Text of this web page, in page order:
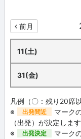
前月
11(土)
31(金)
凡例（〇：残り20席
※
出発間近
マーク
（出発）が決定します
※
出発決定
マーク